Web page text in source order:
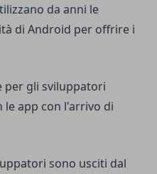
da anni le
di Android per offrire i
per gli sviluppatori
app con l'arrivo di
sono usciti dal